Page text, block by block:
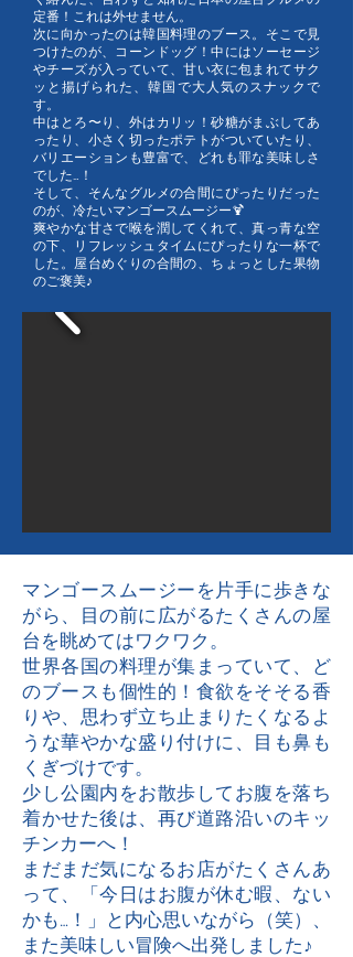
定番！これは外せません。
次に向かったのは韓国料理のブース。そこで見
つけたのが、コーンドッグ！中にはソーセージ
やチーズが入っていて、甘い衣に包まれてサク
ッと揚げられた、韓国で大人気のスナックで
す。
中はとろ〜り、外はカリッ！砂糖がまぶしてあ
ったり、小さく切ったポテトがついていたり、
バリエーションも豊富で、どれも罪な美味しさ
でした…！
そして、そんなグルメの合間にぴったりだった
のが、冷たいマンゴースムージー🍹
爽やかな甘さで喉を潤してくれて、真っ青な空
の下、リフレッシュタイムにぴったりな一杯で
した。屋台めぐりの合間の、ちょっとした果物
のご褒美♪
マンゴースムージーを片手に歩きな
がら、目の前に広がるたくさんの屋
台を眺めてはワクワク。
世界各国の料理が集まっていて、ど
のブースも個性的！食欲をそそる香
りや、思わず立ち止まりたくなるよ
うな華やかな盛り付けに、目も鼻も
くぎづけです。
少し公園内をお散歩してお腹を落ち
着かせた後は、再び道路沿いのキッ
チンカーへ！
まだまだ気になるお店がたくさんあ
って、「今日はお腹が休む暇、ない
かも…！」と内心思いながら（笑）、
また美味しい冒険へ出発しました♪